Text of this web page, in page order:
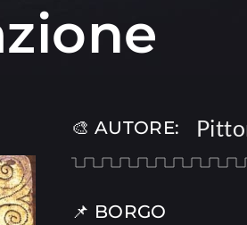
🎨 AUTORE:
📌 BORGO